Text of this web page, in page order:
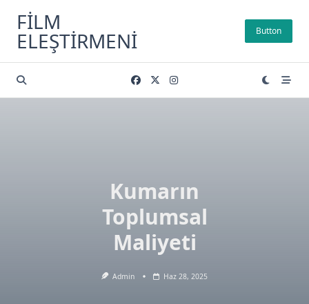
content
FILM
ELEŞTIRMENI Button
Kumarın
Toplumsal
Maliyeti
Admin Haz 28, 2025